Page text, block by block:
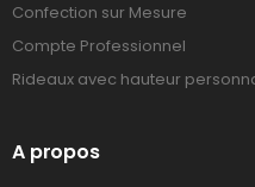
Confection sur Mesure
Compte Professionnel
Rideaux avec hauteur
A propos